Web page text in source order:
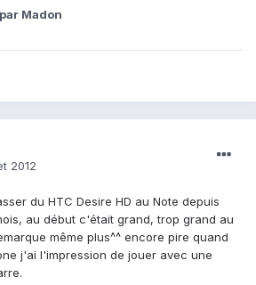
par Madon
2012
du HTC Desire HD au Note depuis
au début c'était grand, trop grand au
même plus^^ encore pire quand
j'ai l'impression de jouer avec une